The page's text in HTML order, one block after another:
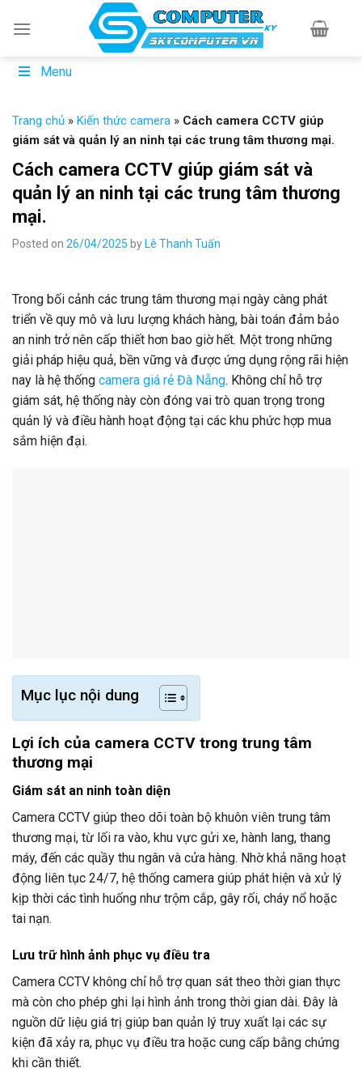
Menu
Trang chủ » Kiến thức camera » Cách camera CCTV giúp
giám sát và quản lý an ninh tại các trung tâm thương mại.
Cách camera CCTV giúp giám sát và
quản lý an ninh tại các trung tâm thương
mại.
Posted on 26/04/2025 by Lê Thanh Tuấn
Trong bối cảnh các trung tâm thương mại ngày càng phát
triển về quy mô và lưu lượng khách hàng, bài toán đảm bảo
an ninh trở nên cấp thiết hơn bao giờ hết. Một trong những
giải pháp hiệu quả, bền vững và được ứng dụng rộng rãi hiện
nay là hệ thống camera giá rẻ Đà Nẵng. Không chỉ hỗ trợ
giám sát, hệ thống này còn đóng vai trò quan trọng trong
quản lý và điều hành hoạt động tại các khu phức hợp mua
sắm hiện đại.
Mục lục nội dung
Lợi ích của camera CCTV trong trung tâm
thương mại
Giám sát an ninh toàn diện
Camera CCTV giúp theo dõi toàn bộ khuôn viên trung tâm
thương mại, từ lối ra vào, khu vực gửi xe, hành lang, thang
máy, đến các quầy thu ngân và cửa hàng. Nhờ khả năng hoạt
động liên tục 24/7, hệ thống camera giúp phát hiện và xử lý
kịp thời các tình huống như trộm cắp, gây rối, cháy nổ hoặc
tai nạn.
Lưu trữ hình ảnh phục vụ điều tra
Camera CCTV không chỉ hỗ trợ quan sát theo thời gian thực
mà còn cho phép ghi lại hình ảnh trong thời gian dài. Đây là
nguồn dữ liệu giá trị giúp ban quản lý truy xuất lại các sự
kiện đã xảy ra, phục vụ điều tra hoặc cung cấp bằng chứng
khi cần thiết.